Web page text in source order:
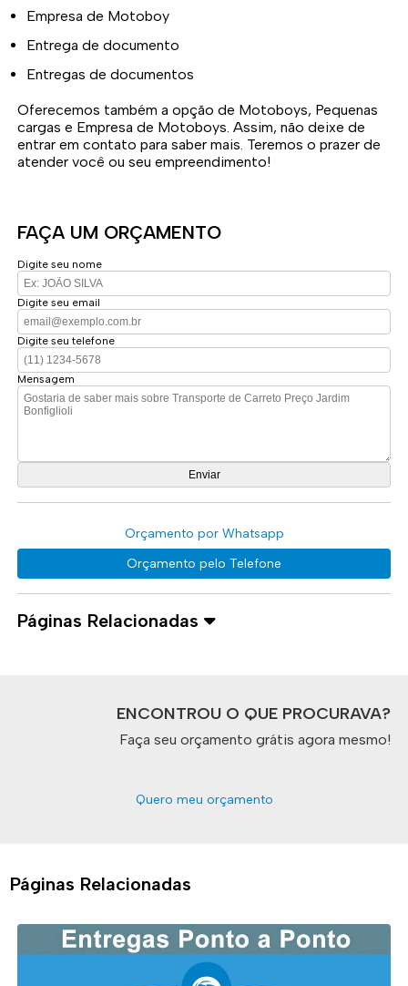
Empresa de Motoboy
Entrega de documento
Entregas de documentos
Oferecemos também a opção de Motoboys, Pequenas
cargas e Empresa de Motoboys. Assim, não deixe de
entrar em contato para saber mais. Teremos o prazer de
atender você ou seu empreendimento!
FAÇA UM ORÇAMENTO
Digite seu nome
Digite seu email
Digite seu telefone
Mensagem
Orçamento por Whatsapp
Orçamento pelo Telefone
Páginas Relacionadas
ENCONTROU O QUE PROCURAVA?
Faça seu orçamento grátis agora mesmo!
Quero meu orçamento
Páginas Relacionadas